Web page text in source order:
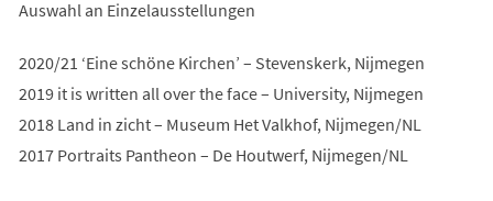
Auswahl an Einzelausstellungen
2020/21 ‘Eine schöne Kirchen’ – Stevenskerk, Nijmegen
2019 it is written all over the face – University, Nijmegen
2018 Land in zicht – Museum Het Valkhof, Nijmegen/NL
2017 Portraits Pantheon – De Houtwerf, Nijmegen/NL